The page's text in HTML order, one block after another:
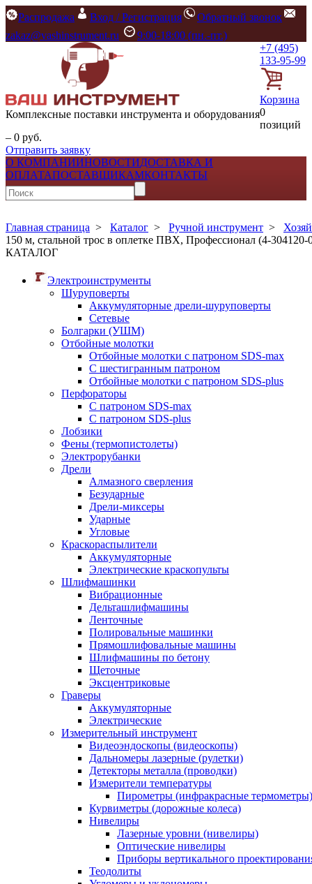
Распродажа Вход / Регистрация
Обратный звонок
zakaz@vashinstrument.ru
9:00-18:00 (пн.-пт.)
Комплексные поставки инструмента и оборудования
+7 (495)
133-95-99
Корзина
0
позиций
– 0 руб.
Отправить заявку
О КОМПАНИИНОВОСТИДОСТАВКА И
ОПЛАТАПОСТАВЩИКАМКОНТАКТЫ
Главная страница > Каталог > Ручной инструмент >
150 м, стальной трос в оплетке ПВХ, Профессионал (4-304120-
КАТАЛОГ
Электроинструменты
Шуруповерты
Аккумуляторные дрели-шуруповерты
Сетевые
Болгарки (УШМ)
Отбойные молотки
Отбойные молотки с патроном SDS-max
С шестигранным патроном
Отбойные молотки с патроном SDS-plus
Перфораторы
С патроном SDS-max
С патроном SDS-plus
Лобзики
Фены (термопистолеты)
Электрорубанки
Дрели
Алмазного сверления
Безударные
Дрели-миксеры
Ударные
Угловые
Краскораспылители
Аккумуляторные
Электрические краскопульты
Шлифмашинки
Вибрационные
Дельташлифмашины
Ленточные
Полировальные машинки
Прямошлифовальные машины
Шлифмашины по бетону
Щеточные
Эксцентриковые
Граверы
Аккумуляторные
Электрические
Измерительный инструмент
Видеоэндоскопы (видеоскопы)
Дальномеры лазерные (рулетки)
Детекторы металла (проводки)
Измерители температуры
Пирометры (инфракрасные термометры)
Курвиметры (дорожные колеса)
Нивелиры
Лазерные уровни (нивелиры)
Оптические нивелиры
Приборы вертикального
Теодолиты